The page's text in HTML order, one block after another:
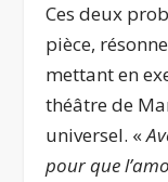
Ces deux
pièce,
mettant en
théâtre de
universel. «
pour que